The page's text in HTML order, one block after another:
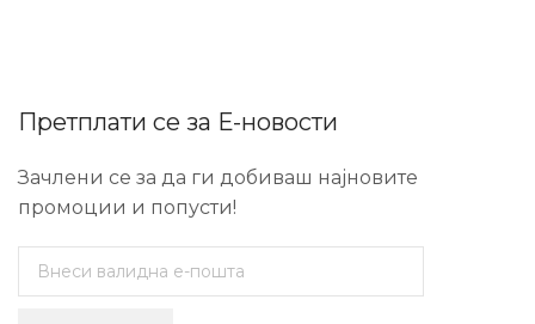
Претплати се за Е-новости
Зачлени се за да ги добиваш најновите
промоции и попусти!